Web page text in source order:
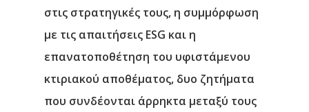
στις στρατηγικές τους, η συμμόρφωση
με τις απαιτήσεις ESG και η
επανατοποθέτηση του υφιστάμενου
κτιριακού αποθέματος, δυο ζητήματα
που συνδέονται άρρηκτα μεταξύ τους